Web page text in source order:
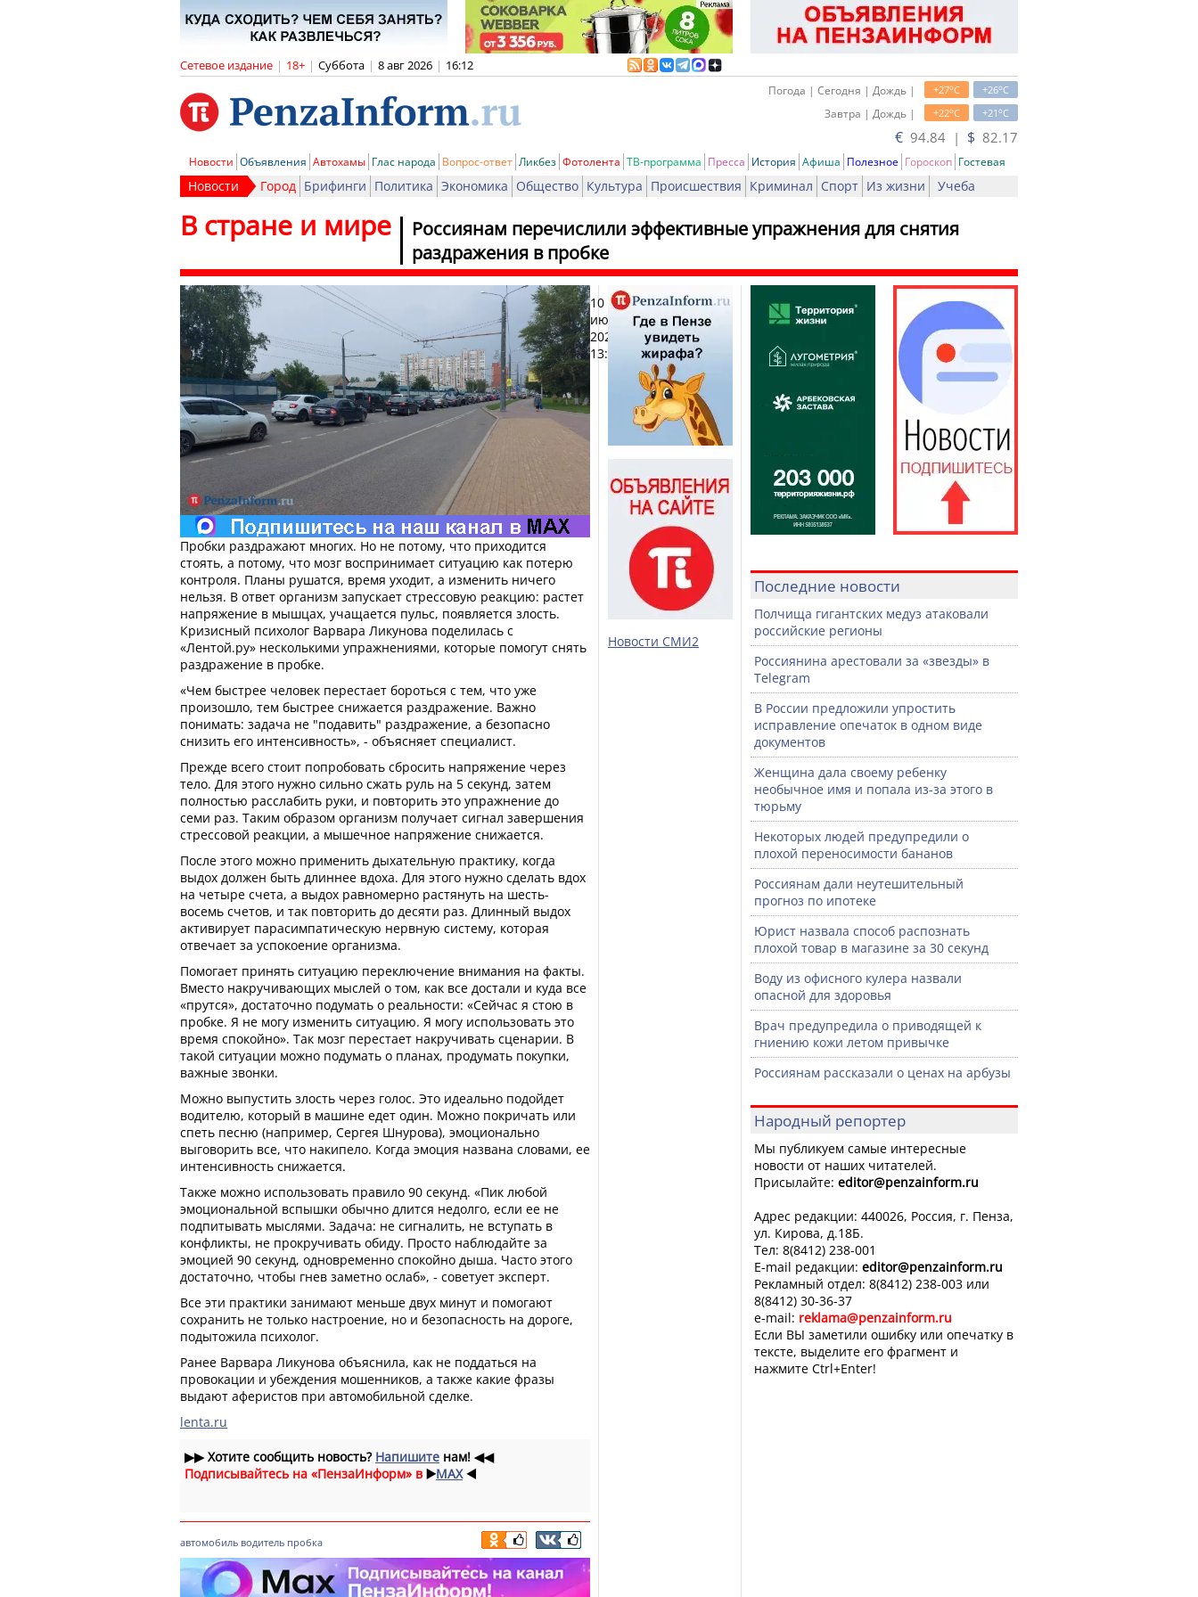
Сетевое издание | 18+ | Суббота | 8 авг 2026 | 16:12
+26oC
+27oC
Погода | Сегодня | Дождь |
+21oC
+22oC
Завтра | Дождь |
€ 94.84 | $ 82.17
Новости Объявления Автохамы Глас народа Вопрос-ответ Ликбез Фотолента ТВ-программа Пресса История Афиша Полезное Гороскоп Гостевая
Новости Город Брифинги Политика Экономика Общество Культура Происшествия Криминал Спорт Из жизни Учеба
Россиянам перечислили эффективные упражнения для снятия
раздражения в пробке
В стране и мире
10
июня
2026,
13:14
Печать
Пробки раздражают многих. Но не потому, что приходится
стоять, а потому, что мозг воспринимает ситуацию как потерю
контроля. Планы рушатся, время уходит, а изменить ничего
нельзя. В ответ организм запускает стрессовую реакцию: растет
напряжение в мышцах, учащается пульс, появляется злость.
Кризисный психолог Варвара Ликунова поделилась с
«Лентой.ру» несколькими упражнениями, которые помогут снять
раздражение в пробке.
«Чем быстрее человек перестает бороться с тем, что уже
произошло, тем быстрее снижается раздражение. Важно
понимать: задача не "подавить" раздражение, а безопасно
снизить его интенсивность», - объясняет специалист.
Прежде всего стоит попробовать сбросить напряжение через
тело. Для этого нужно сильно сжать руль на 5 секунд, затем
полностью расслабить руки, и повторить это упражнение до
семи раз. Таким образом организм получает сигнал завершения
стрессовой реакции, а мышечное напряжение снижается.
После этого можно применить дыхательную практику, когда
выдох должен быть длиннее вдоха. Для этого нужно сделать вдох
на четыре счета, а выдох равномерно растянуть на шесть-
восемь счетов, и так повторить до десяти раз. Длинный выдох
активирует парасимпатическую нервную систему, которая
отвечает за успокоение организма.
Помогает принять ситуацию переключение внимания на факты.
Вместо накручивающих мыслей о том, как все достали и куда все
«прутся», достаточно подумать о реальности: «Сейчас я стою в
пробке. Я не могу изменить ситуацию. Я могу использовать это
время спокойно». Так мозг перестает накручивать сценарии. В
такой ситуации можно подумать о планах, продумать покупки,
важные звонки.
Можно выпустить злость через голос. Это идеально подойдет
водителю, который в машине едет один. Можно покричать или
спеть песню (например, Сергея Шнурова), эмоционально
выговорить все, что накипело. Когда эмоция названа словами, ее
интенсивность снижается.
Также можно использовать правило 90 секунд. «Пик любой
эмоциональной вспышки обычно длится недолго, если ее не
подпитывать мыслями. Задача: не сигналить, не вступать в
конфликты, не прокручивать обиду. Просто наблюдайте за
эмоцией 90 секунд, одновременно спокойно дыша. Часто этого
достаточно, чтобы гнев заметно ослаб», - советует эксперт.
Все эти практики занимают меньше двух минут и помогают
сохранить не только настроение, но и безопасность на дороге,
подытожила психолог.
Ранее Варвара Ликунова объяснила, как не поддаться на
провокации и убеждения мошенников, а также какие фразы
выдают аферистов при автомобильной сделке.
lenta.ru
▶▶Хотите сообщить новость? Напишите нам! ◀◀
Подписывайтесь на «ПензаИнформ» в ▶️MAX ◀️
автомобиль водитель пробка
Новости СМИ2
Последние новости
Полчища гигантских медуз атаковали
российские регионы
Россиянина арестовали за «звезды» в
Telegram
В России предложили упростить
исправление опечаток в одном виде
документов
Женщина дала своему ребенку
необычное имя и попала из-за этого в
тюрьму
Некоторых людей предупредили о
плохой переносимости бананов
Россиянам дали неутешительный
прогноз по ипотеке
Юрист назвала способ распознать
плохой товар в магазине за 30 секунд
Воду из офисного кулера назвали
опасной для здоровья
Врач предупредила о приводящей к
гниению кожи летом привычке
Россиянам рассказали о ценах на арбузы
Народный репортер
Мы публикуем самые интересные
новости от наших читателей.
Присылайте: editor@penzainform.ru
Адрес редакции: 440026, Россия, г. Пенза,
ул. Кирова, д.18Б.
Тел: 8(8412) 238-001
E-mail редакции: editor@penzainform.ru
Рекламный отдел: 8(8412) 238-003 или
8(8412) 30-36-37
e-mail: reklama@penzainform.ru
Если ВЫ заметили ошибку или опечатку в
тексте, выделите его фрагмент и
нажмите Ctrl+Enter!